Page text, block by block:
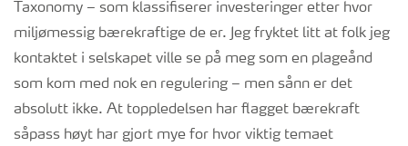
Taxonomy – som klassifiserer investeringer etter hvor
miljømessig bærekraftige de er. Jeg fryktet litt at folk jeg
kontaktet i selskapet ville se på meg som en plageånd
som kom med nok en regulering – men sånn er det
absolutt ikke. At toppledelsen har flagget bærekraft
såpass høyt har gjort mye for hvor viktig temaet